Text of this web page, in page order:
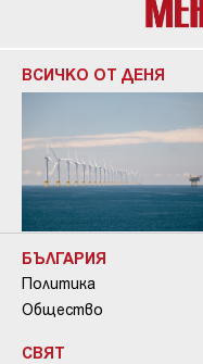
ВСИЧКО ОТ ДЕНЯ
БЪЛГАРИЯ
Политика
Общество
СВЯТ